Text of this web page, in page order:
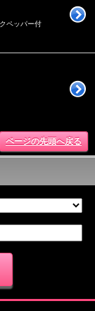
ペッパー付
ページの先頭へ戻る